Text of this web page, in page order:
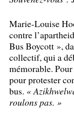
Marie-Louise
contre
Bus Boycott »,
collectif, qui a
mémorable.
pour protester
bus. «
roulons pas. »